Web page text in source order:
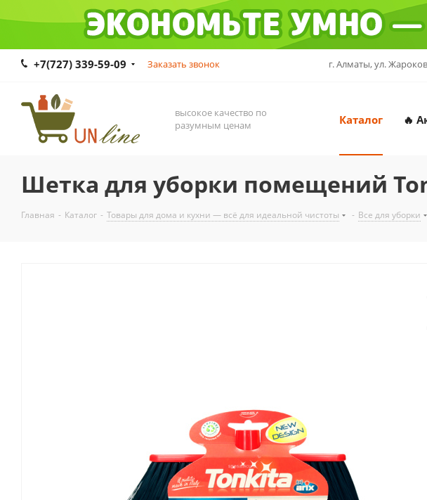
+7(727) 339-59-09 Заказать звонок г. Алматы, ул.
высокое качество по
разумным ценам
Каталог 🔥
Шетка для уборки помещений
Главная - Каталог - Товары для дома и кухни — всё для идеальной чистоты - Все для уборки